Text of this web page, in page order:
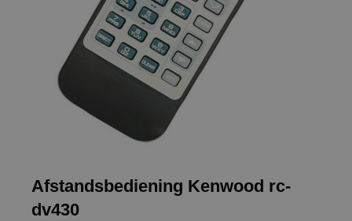
Afstandsbediening Kenwood rc-
dv430